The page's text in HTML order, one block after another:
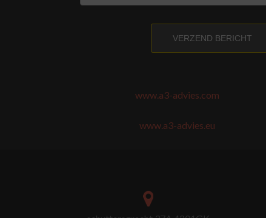
VERZEND BERICHT
www.a3-advies.com
www.a3-advies.eu